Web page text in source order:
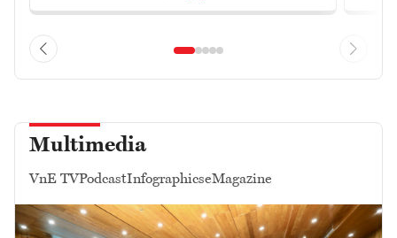
Multimedia
VnE TVPodcastInfographicseMagazine